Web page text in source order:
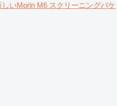
しいMorin M6 スクリーニングバケ